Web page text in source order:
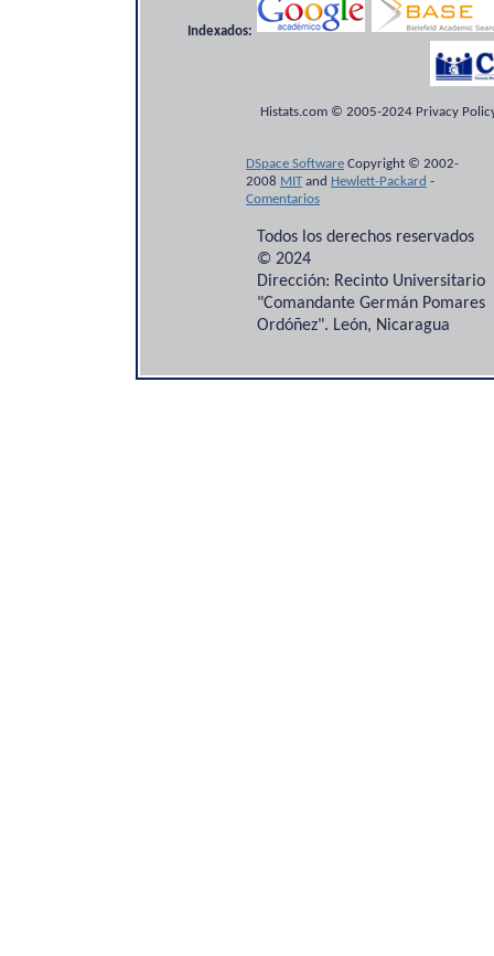
Indexados:
Histats.com © 2005-2024 Privacy
DSpace Software Copyright © 2002-
2008 MITand Hewlett-Packard -
Comentarios
Todos los derechos reservados
© 2024
Dirección: Recinto Universitario
"Comandante Germán Pomares
Ordóñez". León, Nicaragua